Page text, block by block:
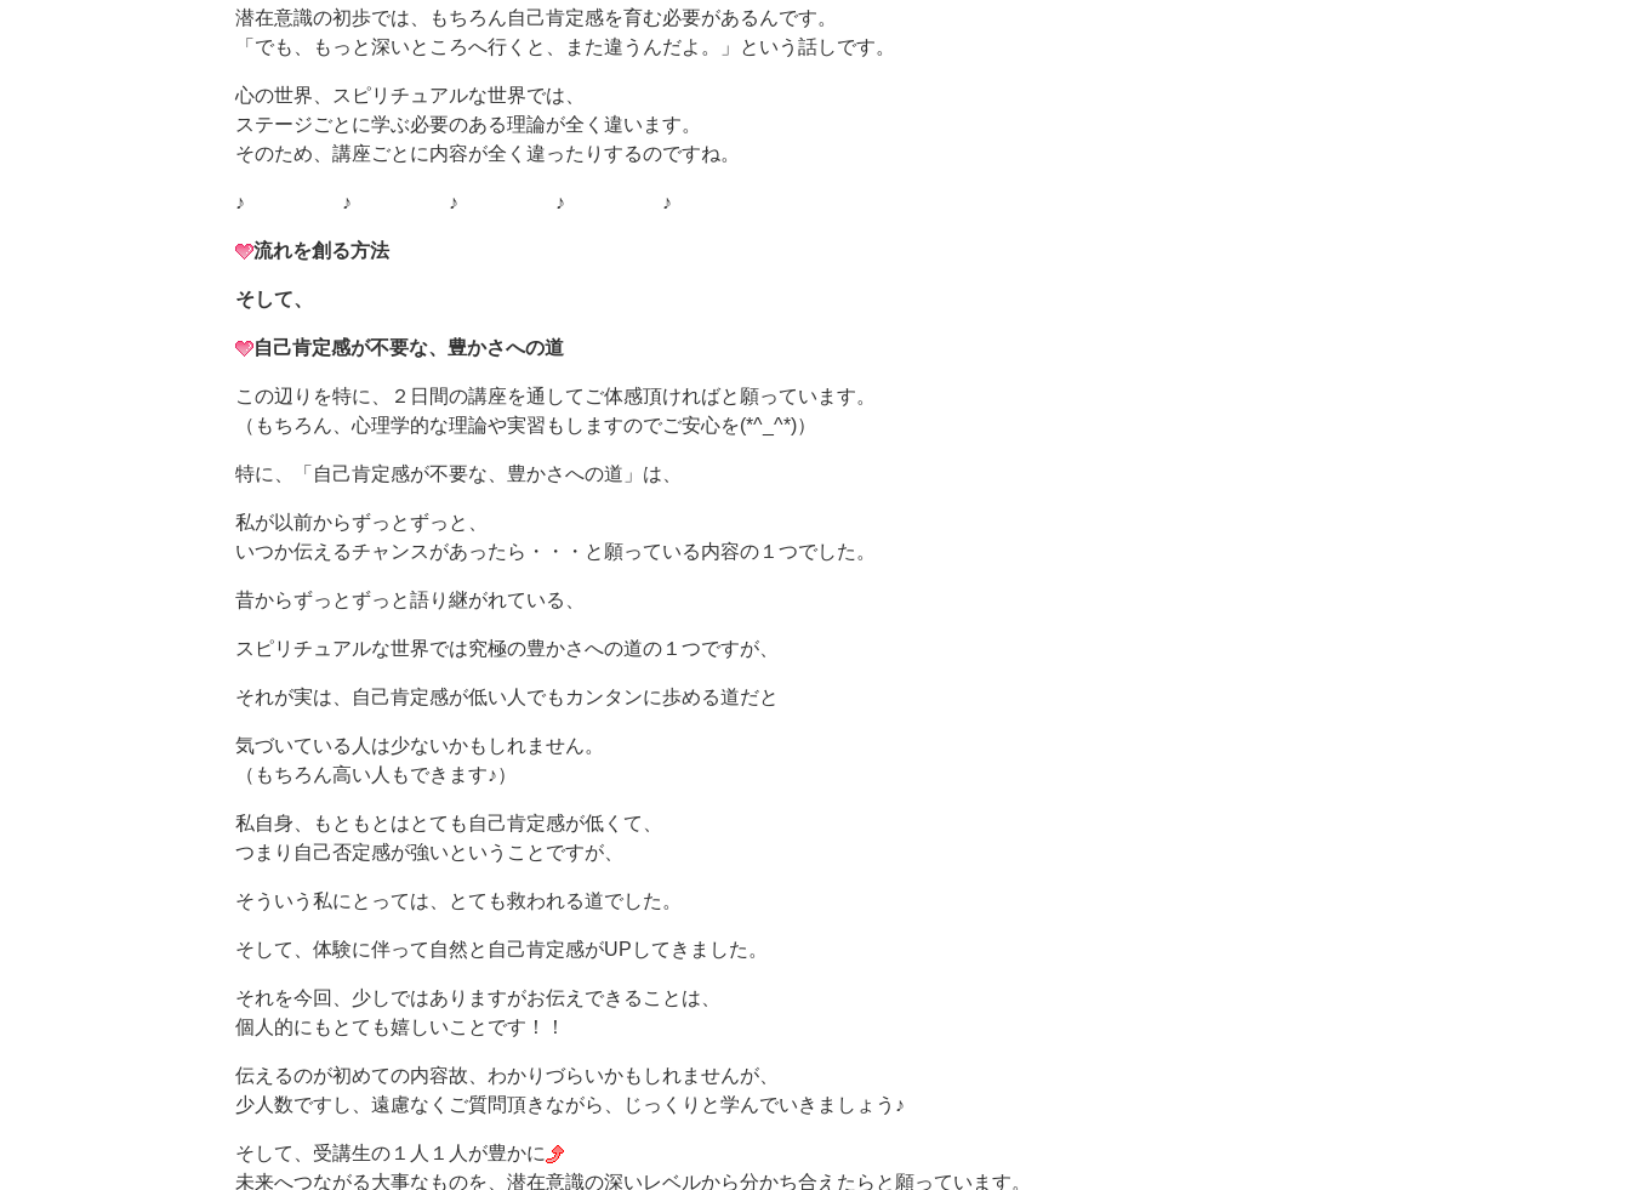
潜在意識の初歩では、もちろん自己肯定感を育む必要があるんです。
「でも、もっと深いところへ行くと、また違うんだよ。」という話しです。
心の世界、スピリチュアルな世界では、
ステージごとに学ぶ必要のある理論が全く違います。
そのため、講座ごとに内容が全く違ったりするのですね。
♪ ♪ ♪ ♪ ♪
流れを創る方法
そして、
自己肯定感が不要な、豊かさへの道
この辺りを特に、２日間の講座を通してご体感頂ければと願っています。
（もちろん、心理学的な理論や実習もしますのでご安心を(*^_^*)）
特に、「自己肯定感が不要な、豊かさへの道」は、
私が以前からずっとずっと、
いつか伝えるチャンスがあったら・・・と願っている内容の１つでした。
昔からずっとずっと語り継がれている、
スピリチュアルな世界では究極の豊かさへの道の１つですが、
それが実は、自己肯定感が低い人でもカンタンに歩める道だと
気づいている人は少ないかもしれません。
（もちろん高い人もできます♪）
私自身、もともとはとても自己肯定感が低くて、
つまり自己否定感が強いということですが、
そういう私にとっては、とても救われる道でした。
そして、体験に伴って自然と自己肯定感がUPしてきました。
それを今回、少しではありますがお伝えできることは、
個人的にもとても嬉しいことです！！
伝えるのが初めての内容故、わかりづらいかもしれませんが、
少人数ですし、遠慮なくご質問頂きながら、じっくりと学んでいきましょう♪
そして、受講生の１人１人が豊かに
未来へつながる大事なものを、潜在意識の深いレベルから分かち合えたらと願っています。